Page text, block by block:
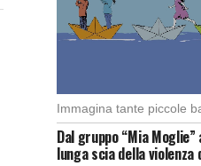
Dal gruppo “Mia
lunga scia della